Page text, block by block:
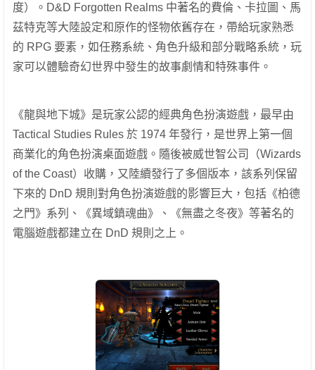
度）。D&D Forgotten Realms 中著名的費倫、卡拉圖、馬
茲特克等大陸設定和原作的怪物依舊存在，帶給玩家熟悉
的 RPG 要素，如任務系統、角色升級和部分戰略系統，玩
家可以體驗奇幻世界中發生的故事劇情和特殊事件。
《龍與地下城》是玩家公認的經典角色扮演遊戲，最早由
Tactical Studies Rules 於 1974 年發行，是世界上第一個
商業化的角色扮演桌面遊戲。隨後被威世智公司（Wizards
of the Coast）收購，又陸續發行了多個版本，該系列保留
下來的 DnD 規則對角色扮演遊戲的影響巨大，包括《柏德
之門》系列、《異域鎮魂曲》、《無盡之冬夜》等著名的
電腦遊戲都建立在 DnD 規則之上。